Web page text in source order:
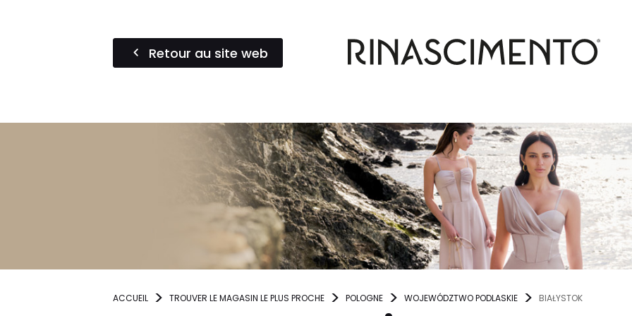
Retour au site web
ACCUEIL TROUVER LE MAGASIN LE PLUS PROCHE POLOGNE WOJEWÓDZTWO PODLASKIE BIAŁYSTOK